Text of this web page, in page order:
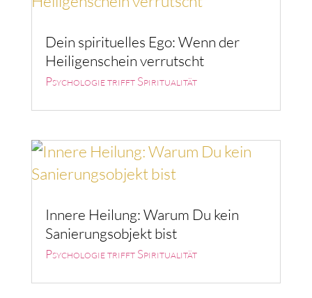
Dein spirituelles Ego: Wenn der
Heiligenschein verrutscht
Psychologie trifft Spiritualität
Innere Heilung: Warum Du kein
Sanierungsobjekt bist
Psychologie trifft Spiritualität